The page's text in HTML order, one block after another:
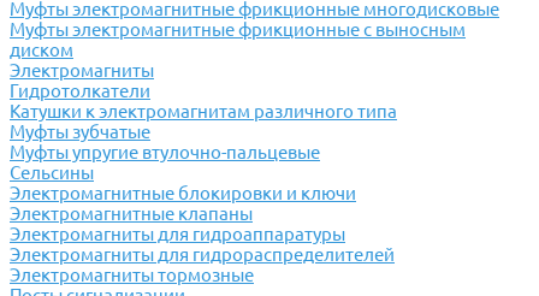
Муфты электромагнитные фрикционные многодисковые
Муфты электромагнитные фрикционные с выносным
диском
Электромагниты
Гидротолкатели
Катушки к электромагнитам различного типа
Муфты зубчатые
Муфты упругие втулочно-пальцевые
Сельсины
Электромагнитные блокировки и ключи
Электромагнитные клапаны
Электромагниты для гидроаппаратуры
Электромагниты для гидрораспределителей
Электромагниты тормозные